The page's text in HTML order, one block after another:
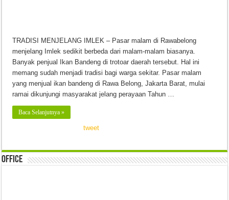
TRADISI MENJELANG IMLEK – Pasar malam di Rawabelong
menjelang Imlek sedikit berbeda dari malam-malam biasanya.
Banyak penjual Ikan Bandeng di trotoar daerah tersebut. Hal ini
memang sudah menjadi tradisi bagi warga sekitar. Pasar malam
yang menjual ikan bandeng di Rawa Belong, Jakarta Barat, mulai
ramai dikunjungi masyarakat jelang perayaan Tahun …
Baca Selanjutnya »
tweet
Office